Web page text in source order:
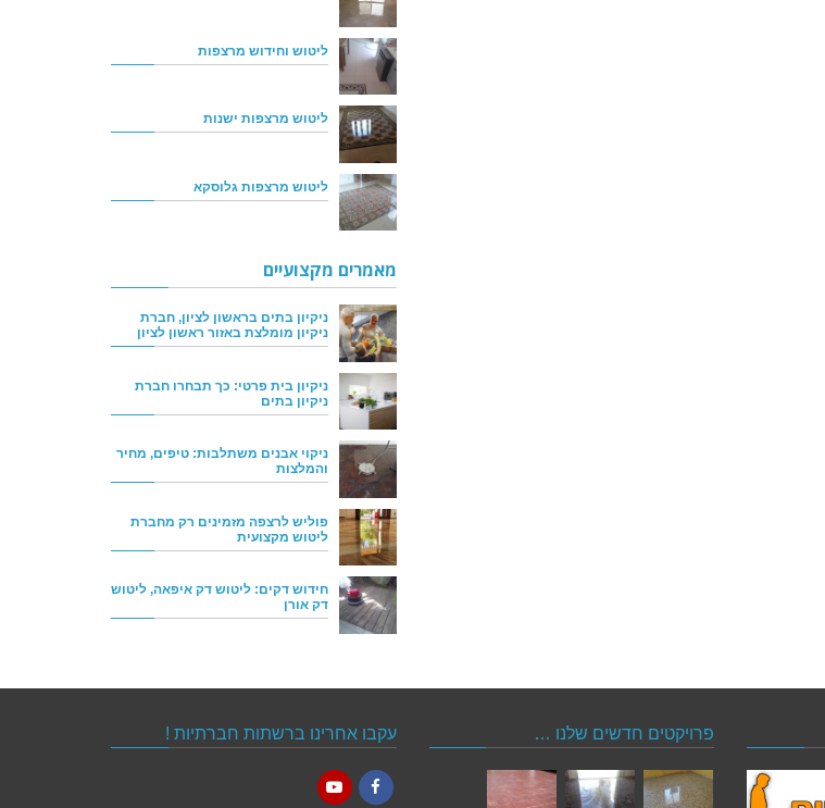
ליטוש וחידוש מרצפות
ליטוש מרצפות ישנות
ליטוש מרצפות גלוסקא
מאמרים מקצועיים
ניקיון בתים בראשון לציון, חברת
ניקיון מומלצת באזור ראשון לציון
ניקיון בית פרטי: כך תבחרו חברת
ניקיון בתים
ניקוי אבנים משתלבות: טיפים, מחיר
והמלצות
פוליש לרצפה מזמינים רק מחברת
ליטוש מקצועית
חידוש דקים: ליטוש דק איפאה, ליטוש
דק אורן
פרויקטים חדשים שלנו … עקבו אחרינו ברשתות חברתיות !